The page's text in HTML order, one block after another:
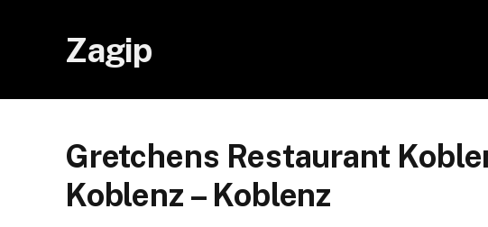
Zagip
Gretchens Restaurant
Koblenz – Koblenz